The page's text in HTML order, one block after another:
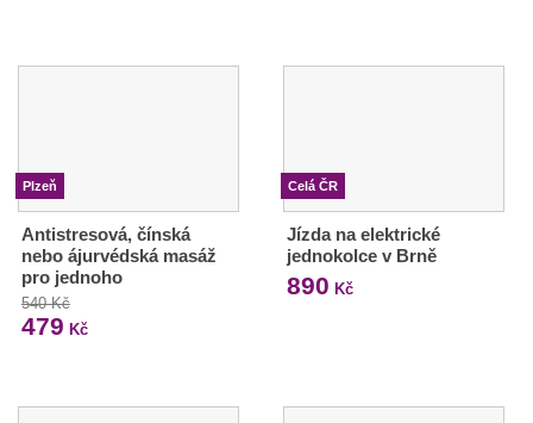
Plzeň
Antistresová, čínská
nebo ájurvédská masáž
pro jednoho
540 Kč
479 Kč
Celá ČR
Jízda na elektrické
jednokolce v Brně
890 Kč